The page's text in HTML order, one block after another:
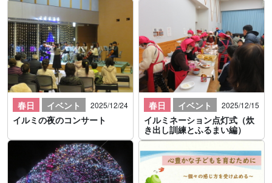
春日 イベント 2025/12/24
イルミの夜のコンサート
春日 イベント 2025/12/15
イルミネーション点灯式（炊
き出し訓練とふるまい編）